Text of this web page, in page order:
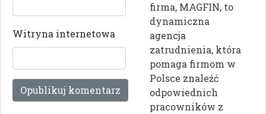
Witryna internetowa
firma, MAGFIN, to
dynamiczna
agencja
zatrudnienia, która
pomaga firmom w
Polsce znaleźć
odpowiednich
pracowników z